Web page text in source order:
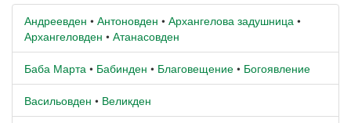
Андреевден • Антоновден • Архангелова задушница •
Архангеловден • Атанасовден
Баба Марта • Бабинден • Благовещение • Богоявление
Васильовден • Великден